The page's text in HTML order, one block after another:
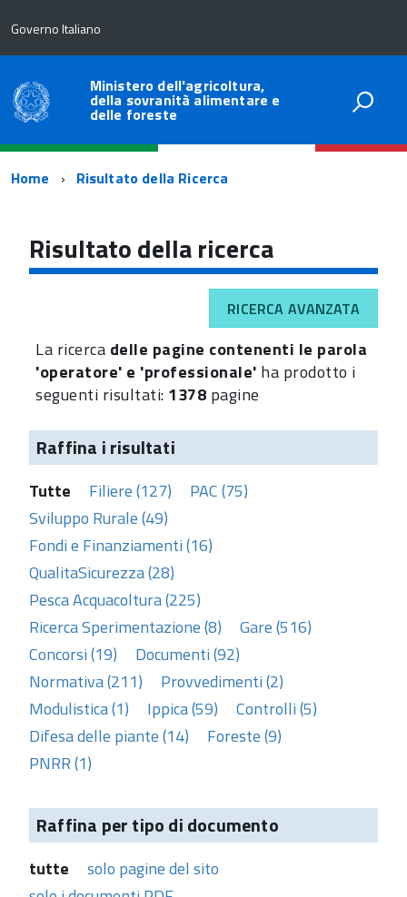
Governo Italiano
Ministero dell'agricoltura,
della sovranità alimentare e
delle foreste
Percorso
navigazione
Home Risultato della Ricerca
Risultato della ricerca
RICERCA AVANZATA
La ricerca delle pagine contenenti le parola
'operatore' e 'professionale' ha prodotto i
seguenti risultati: 1378 pagine
Raffina i risultati
Tutte Filiere (127)
PAC (75)
Sviluppo Rurale (49)
Fondi e Finanziamenti (16)
QualitaSicurezza (28)
Pesca Acquacoltura (225)
Ricerca Sperimentazione (8)
Gare (516)
Concorsi (19)
Documenti (92)
Normativa (211)
Provvedimenti (2)
Modulistica (1)
Ippica (59)
Controlli (5)
Difesa delle piante (14)
Foreste (9)
PNRR (1)
Raffina per tipo di documento
tutte
solo pagine del sito